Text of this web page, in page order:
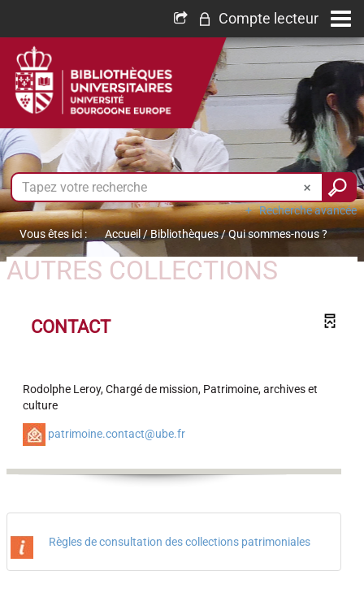
Compte lecteur
Recherche avancée
Vous êtes ici :
Accueil /Bibliothèques/Qui sommes-nous ?
AUTRES COLLECTIONS
CONTACT
Rodolphe Leroy, Chargé de mission, Patrimoine, archives et
culture
patrimoine.contact@ube.fr
Règles de consultation des collections patrimoniales